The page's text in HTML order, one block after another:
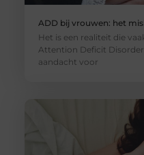
ADD bij vrouwen: het
Het is een realiteit die
Attention Deficit
aandacht voor